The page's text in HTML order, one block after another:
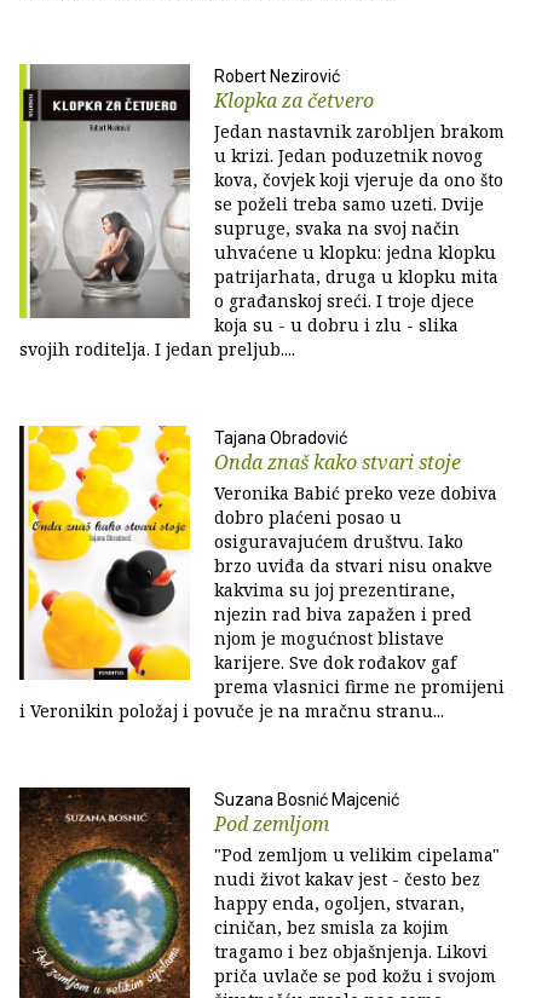
Robert Nezirović
Klopka za četvero
Jedan nastavnik zarobljen brakom
u krizi. Jedan poduzetnik novog
kova, čovjek koji vjeruje da ono što
se poželi treba samo uzeti. Dvije
supruge, svaka na svoj način
uhvaćene u klopku: jedna klopku
patrijarhata, druga u klopku mita
o građanskoj sreći. I troje djece
koja su - u dobru i zlu - slika
svojih roditelja. I jedan preljub....
Tajana Obradović
Onda znaš kako stvari stoje
Veronika Babić preko veze dobiva
dobro plaćeni posao u
osiguravajućem društvu. Iako
brzo uviđa da stvari nisu onakve
kakvima su joj prezentirane,
njezin rad biva zapažen i pred
njom je mogućnost blistave
karijere. Sve dok rođakov gaf
prema vlasnici firme ne promijeni
i Veronikin položaj i povuče je na mračnu stranu...
Suzana Bosnić Majcenić
Pod zemljom
"Pod zemljom u velikim cipelama"
nudi život kakav jest - često bez
happy enda, ogoljen, stvaran,
ciničan, bez smisla za kojim
tragamo i bez objašnjenja. Likovi
priča uvlače se pod kožu i svojom